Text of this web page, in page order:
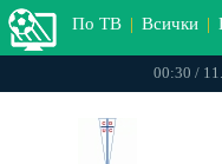
По ТВ | Всички |
00:30 /